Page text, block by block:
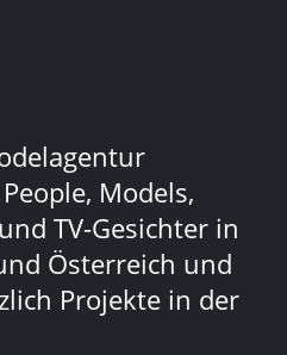
Models,
TV-Gesichter in
Österreich und
Projekte in der